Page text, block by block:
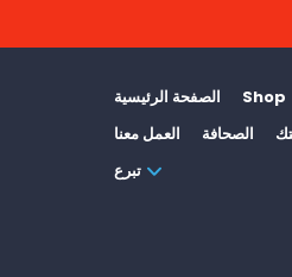
الصفحة الرئيسية Shop
العمل معنا
الصحافة
تبرع